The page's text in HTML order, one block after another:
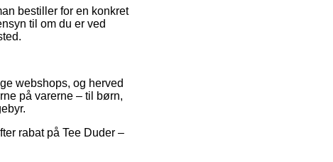
bestiller for en konkret
til om du er ved
webshops, og herved
på varerne – til børn,
rabat på Tee Duder –